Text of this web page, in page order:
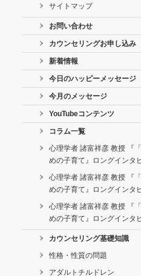
サイトマップ
お問い合わせ
カウンセリングお申し込み
新着情報
今日のハッピーメッセージ
今月のメッセージ
YouTubeコンテンツ
コラム一覧
心理学者 諸富祥彦 教授 『
めの子育て』ロングインタ
心理学者 諸富祥彦 教授 『
めの子育て』ロングインタ
心理学者 諸富祥彦 教授 『
めの子育て』ロングインタ
カウンセリング基礎知識
性格・性質の問題
アダルトチルドレン